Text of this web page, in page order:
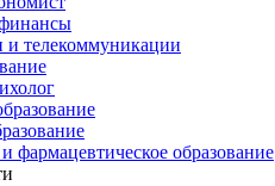
и телекоммуникации
фармацевтическое образование